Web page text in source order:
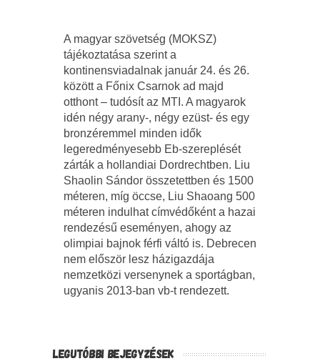
A magyar szövetség (MOKSZ)
tájékoztatása szerint a
kontinensviadalnak január 24. és 26.
között a Főnix Csarnok ad majd
otthont – tudósít az MTI. A magyarok
idén négy arany-, négy ezüst- és egy
bronzéremmel minden idők
legeredményesebb Eb-szereplését
zárták a hollandiai Dordrechtben. Liu
Shaolin Sándor összetettben és 1500
méteren, míg öccse, Liu Shaoang 500
méteren indulhat címvédőként a hazai
rendezésű eseményen, ahogy az
olimpiai bajnok férfi váltó is. Debrecen
nem először lesz házigazdája
nemzetközi versenynek a sportágban,
ugyanis 2013-ban vb-t rendezett.
LEGUTÓBBI BEJEGYZÉSEK